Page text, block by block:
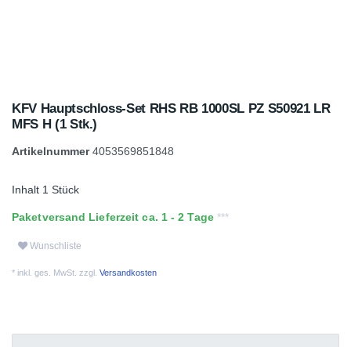
KFV Hauptschloss-Set RHS RB 1000SL PZ S50921 LR
MFS H (1 Stk.)
Artikelnummer4053569851848
Inhalt 1 Stück
Paketversand Lieferzeit ca. 1 - 2 Tage
Wunschliste
* inkl. ges. MwSt. zzgl. Versandkosten